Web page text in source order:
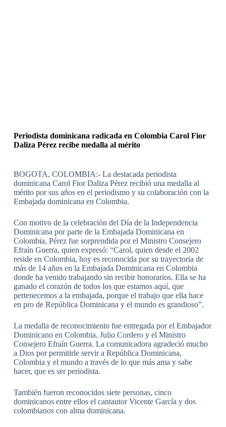
Periodista dominicana radicada en Colombia Carol Fior
Daliza Pérez recibe medalla al mérito
BOGOTA, COLOMBIA:- La destacada periodista
dominicana Carol Fior Daliza Pérez recibió una medalla al
mérito por sus años en el periodismo y su colaboración con la
Embajada dominicana en Colombia.
Con motivo de la celebración del Día de la Independencia
Dominicana por parte de la Embajada Dominicana en
Colombia, Pérez fue sorprendida por el Ministro Consejero
Efraín Guerra, quien expresó: “Carol, quien desde el 2002
reside en Colombia, hoy es reconocida por su trayectoria de
más de 14 años en la Embajada Dominicana en Colombia
donde ha venido trabajando sin recibir honorarios. Ella se ha
ganado el corazón de todos los que estamos aquí, que
pertenecemos a la embajada, porque el trabajo que ella hace
en pro de República Dominicana y el mundo es grandioso”.
La medalla de reconocimiento fue entregada por el Embajador
Dominicano en Colombia, Julio Cordero y el Ministro
Consejero Efraín Guerra. La comunicadora agradeció mucho
a Dios por permitirle servir a República Dominicana,
Colombia y el mundo a través de lo que más ama y sabe
hacer, que es ser periodista.
También fueron reconocidos siete personas, cinco
dominicanos entre ellos el cantautor Vicente García y dos
colombianos con alma dominicana.